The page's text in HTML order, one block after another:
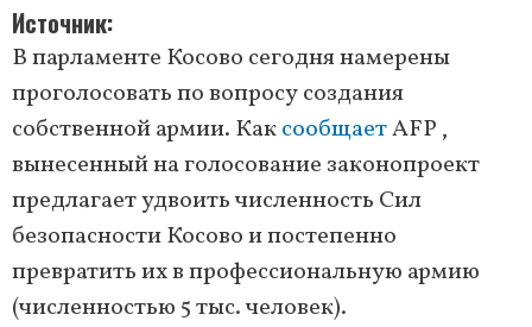
Источник
В парламенте Косово сегодня намерены
проголосовать по вопросу создания
собственной армии. КаксообщаетAFP ,
вынесенный на голосование законопроект
предлагает удвоить численность Сил
безопасности Косово и постепенно
превратить их в профессиональную армию
(численностью 5 тыс. человек).